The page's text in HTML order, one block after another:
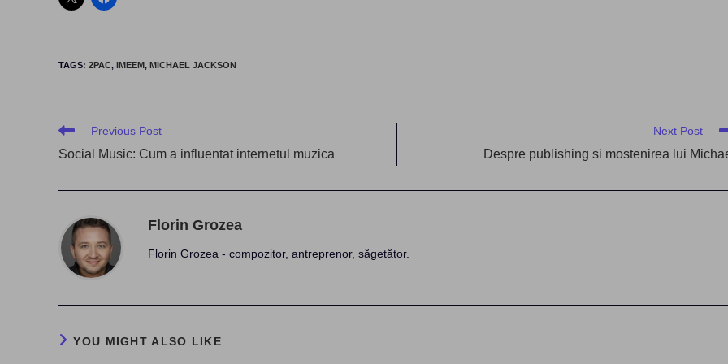
TAGS: 2PAC, IMEEM, MICHAEL JACKSON
Read
articles
Previous Post
Social Music: Cum a influentat internetul muzica
Next Post
Despre publishing si mostenirea lui
Florin Grozea
Florin Grozea - compozitor, antreprenor, săgetător.
YOU MIGHT ALSO LIKE